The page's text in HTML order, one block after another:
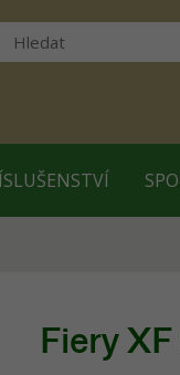
Fiery